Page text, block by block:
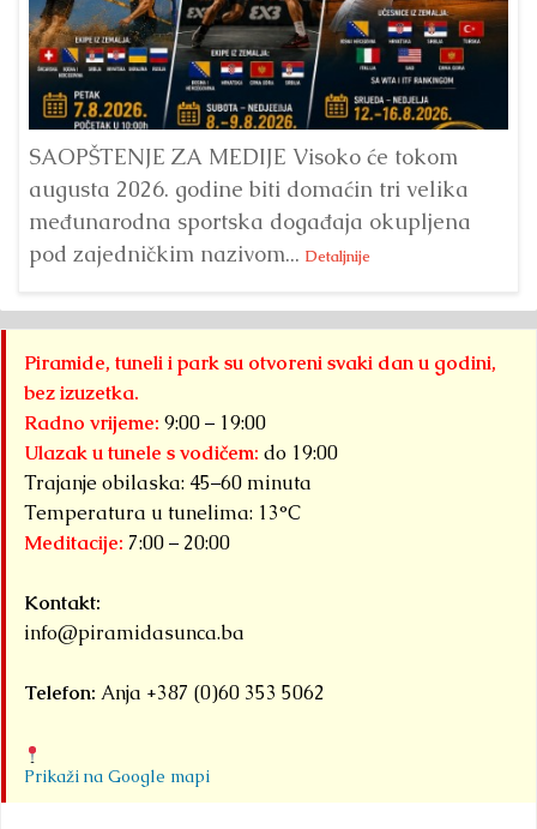
SAOPŠTENJE ZA MEDIJE Visoko će tokom
augusta 2026. godine biti domaćin tri velika
međunarodna sportska događaja okupljena
pod zajedničkim nazivom... Detaljnije
Piramide, tuneli i park su otvoreni svaki dan u godini,
bez izuzetka.
Radno vrijeme: 9:00 – 19:00
Ulazak u tunele s vodičem: do 19:00
Trajanje obilaska: 45–60 minuta
Temperatura u tunelima: 13°C
Meditacije: 7:00 – 20:00
Kontakt:
info@piramidasunca.ba
Telefon: Anja +387 (0)60 353 5062
Prikaži na Google mapi